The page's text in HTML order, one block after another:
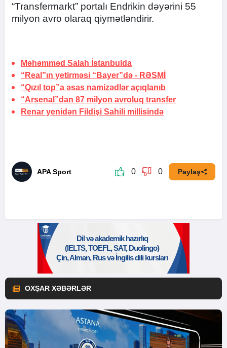
“Transfermarkt” portalı Endrikin dəyərini 55
milyon avro olaraq qiymətləndirir.
Məhəmməd Salah İstanbulda
“Real”ın yetirməsi “Bayer”də - RƏSMİ
“Qızıl top”a əsas namizədlər açıqlanıb
“Arsenal”dan 87 milyon avroluq transfer
Renar yenidən Fildişi Sahili millisində
APA Sport 0 0 Paylaş
OXŞAR XƏBƏRLƏR